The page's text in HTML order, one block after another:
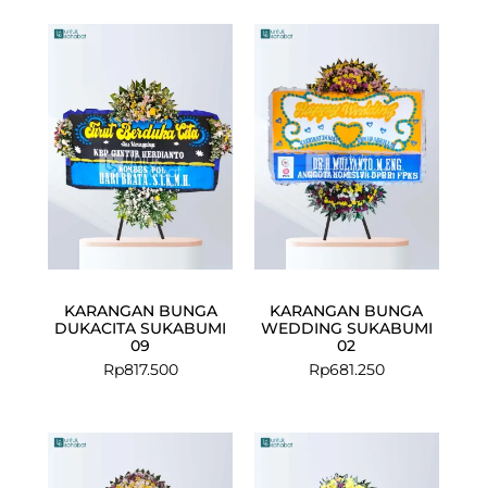
KARANGAN BUNGA
DUKACITA SUKABUMI
09
Rp817.500
KARANGAN BUNGA
WEDDING SUKABUMI
02
Rp681.250